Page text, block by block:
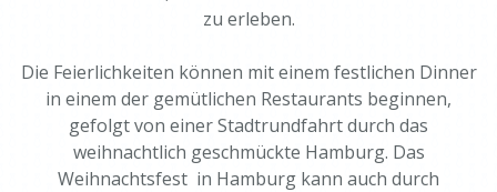
zu erleben.
Die Feierlichkeiten können mit einem festlichen Dinner
in einem der gemütlichen Restaurants beginnen,
gefolgt von einer Stadtrundfahrt durch das
weihnachtlich geschmückte Hamburg. Das
Weihnachtsfest in Hamburg kann auch durch